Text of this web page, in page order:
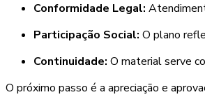
Conformidade Legal:
Participação Social: O plano
Continuidade: O material serve
O próximo passo é a apreciação e